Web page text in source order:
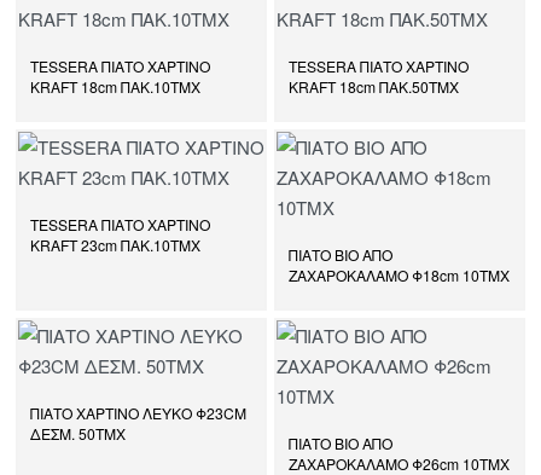
TESSERA ΠΙΑΤΟ ΧΑΡΤΙΝΟ
KRAFT 18cm ΠΑΚ.10ΤΜΧ
TESSERA ΠΙΑΤΟ ΧΑΡΤΙΝΟ
KRAFT 18cm ΠΑΚ.50ΤΜΧ
TESSERA ΠΙΑΤΟ ΧΑΡΤΙΝΟ
KRAFT 23cm ΠΑΚ.10ΤΜΧ
ΠΙΑΤΟ ΒΙΟ ΑΠΟ
ΖΑΧΑΡΟΚΑΛΑΜΟ Φ18cm 10ΤΜΧ
ΠΙΑΤΟ ΧΑΡΤΙΝΟ ΛΕΥΚΟ Φ23CM
ΔΕΣΜ. 50ΤΜΧ
ΠΙΑΤΟ ΒΙΟ ΑΠΟ
ΖΑΧΑΡΟΚΑΛΑΜΟ Φ26cm 10ΤΜΧ